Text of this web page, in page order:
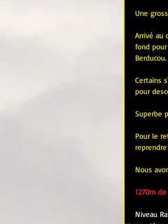
Une
Arrivé au
fond
Berducou.
Certains
pour
Superbe
Pour le
Nous
1270m
Niveau